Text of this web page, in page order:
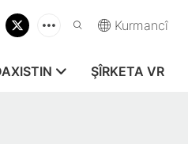
Kurmancî
ŞÎRKETA VR